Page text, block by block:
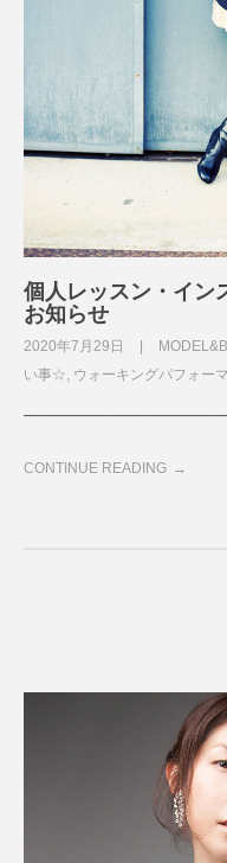
個人レッスン・イン
お知らせ
2020年7月29日
い事☆, ウォーキングパフォー
CONTINUE READING